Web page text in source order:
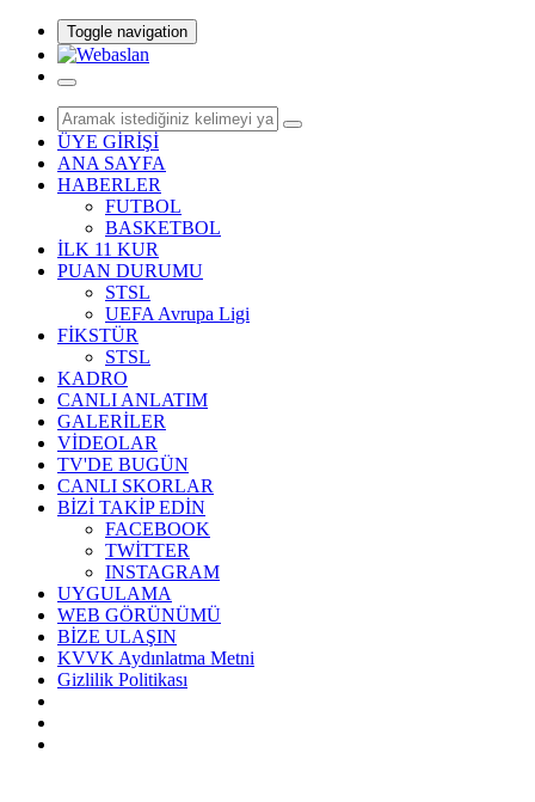
Toggle navigation
ÜYE GİRİŞİ
ANA SAYFA
HABERLER
FUTBOL
BASKETBOL
İLK 11 KUR
PUAN DURUMU
STSL
UEFA Avrupa Ligi
FİKSTÜR
STSL
KADRO
CANLI ANLATIM
GALERİLER
VİDEOLAR
TV'DE BUGÜN
CANLI SKORLAR
BİZİ TAKİP EDİN
FACEBOOK
TWİTTER
INSTAGRAM
UYGULAMA
WEB GÖRÜNÜMÜ
BİZE ULAŞIN
KVVK Aydınlatma Metni
Gizlilik Politikası